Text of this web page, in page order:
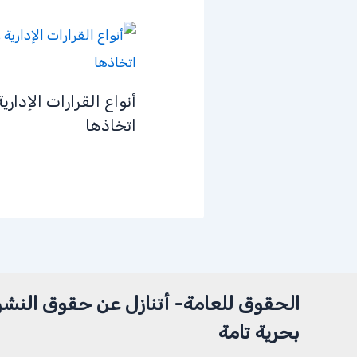
أنواع القرارات
اتخاذها
الحقوق للعامة- أتنازل عن حقوق
بحرية تامة